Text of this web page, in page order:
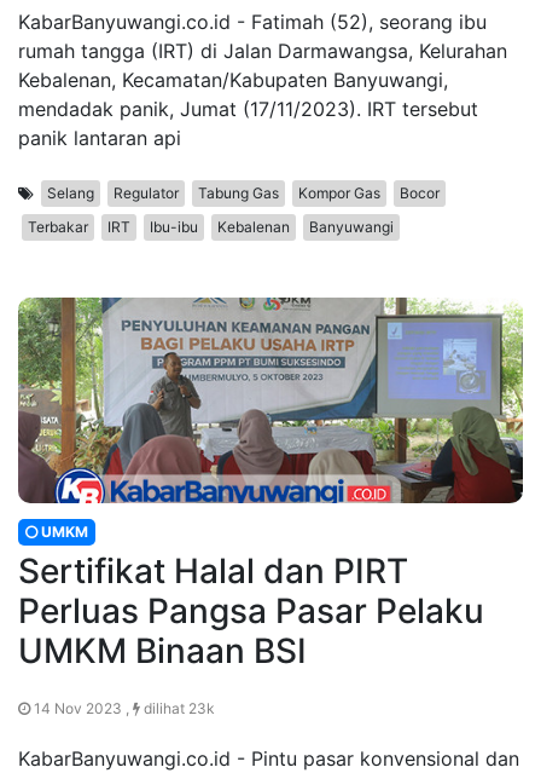
KabarBanyuwangi.co.id - Fatimah (52), seorang ibu
rumah tangga (IRT) di Jalan Darmawangsa, Kelurahan
Kebalenan, Kecamatan/Kabupaten Banyuwangi,
mendadak panik, Jumat (17/11/2023). IRT tersebut
panik lantaran api
Selang Regulator Tabung Gas Kompor Gas
Bocor
Terbakar
IRT Ibu-ibu Kebalenan Banyuwangi
UMKM
Sertifikat Halal dan PIRT
Perluas Pangsa Pasar Pelaku
UMKM Binaan BSI
14 Nov 2023 , dilihat 23k
KabarBanyuwangi.co.id - Pintu pasar konvensional dan